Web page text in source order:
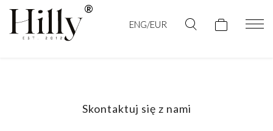
ENG/EUR
Skontaktuj się z nami